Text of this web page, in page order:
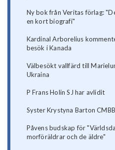
Ny bok från Veritas förlag:
en kort biografi"
Kardinal Arborelius
besök i Kanada
Välbesökt vallfärd till
Ukraina
P Frans Holin SJ har avlidit
Syster Krystyna Barton
Påvens budskap för
morföräldrar och de äldre"